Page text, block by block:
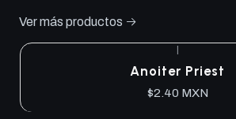
Ver más productos
Anoiter Priest
$2.40 MXN